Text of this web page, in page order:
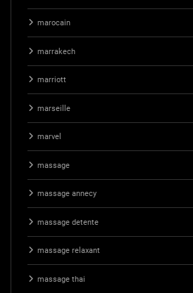
marocain
marrakech
marriott
marseille
marvel
massage
massage annecy
massage detente
massage relaxant
massage thai